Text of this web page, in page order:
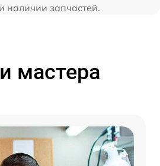
наличии запчастей.
мастера